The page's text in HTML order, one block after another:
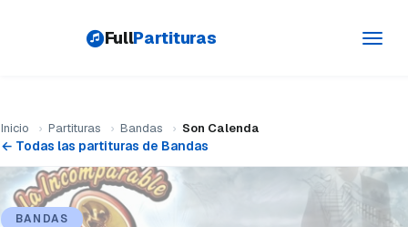
FullPartituras
Inicio › Partituras › Bandas › Son Calenda
← Todas las partituras de Bandas
BANDAS